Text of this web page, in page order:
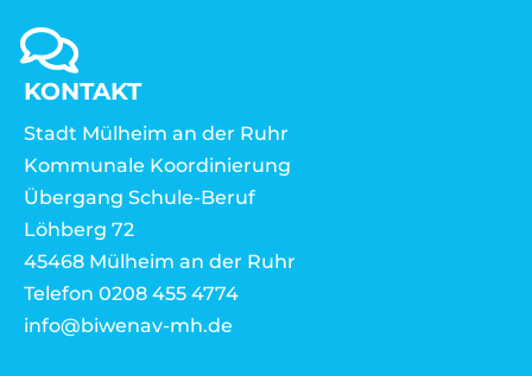
KONTAKT
Stadt Mülheim an der Ruhr
Kommunale Koordinierung
Übergang Schule-Beruf
Löhberg 72
45468 Mülheim an der Ruhr
Telefon 0208 455 4774
info@biwenav-mh.de